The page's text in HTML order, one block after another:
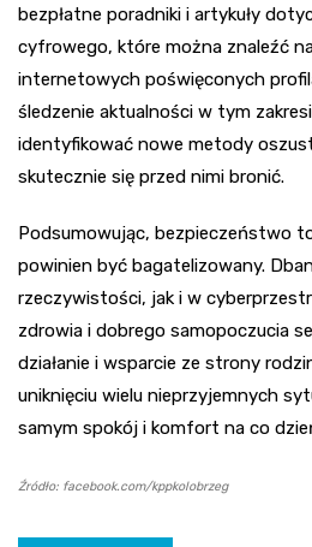
bezpłatne poradniki i artykuły
cyfrowego, które można znaleźć
internetowych poświęconych
śledzenie aktualności w tym
identyfikować nowe metody
skutecznie się przed nimi bronić.
Podsumowując, bezpieczeństwo
powinien być bagatelizowany.
rzeczywistości, jak i w
zdrowia i dobrego samopoczucia
działanie i wsparcie ze strony
uniknięciu wielu nieprzyjemnych
samym spokój i komfort na co
Źródło: facebook.com/kppkolobrzeg